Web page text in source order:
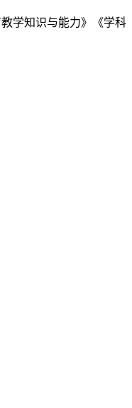
学知识与能力》《学科